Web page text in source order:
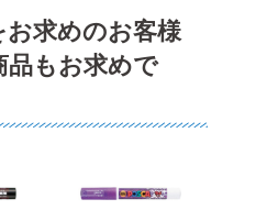
お求めのお客様
品もお求めで